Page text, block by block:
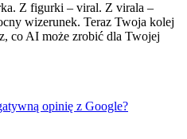
Z figurki – viral. Z virala –
wizerunek. Teraz Twoja kolej
co AI może zrobić dla Twojej
opinię z Google?